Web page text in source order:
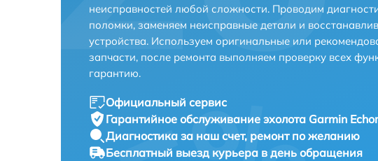
неисправностей любой сложности. Проводим
поломки, заменяем неисправные детали и
устройства. Используем оригинальные или
запчасти, после ремонта выполняем проверку всех
гарантию.
Официальный сервис
Гарантийное обслуживание эхолота Garmin
Диагностика за наш счет, ремонт по желанию
Бесплатный выезд курьера в день обращения